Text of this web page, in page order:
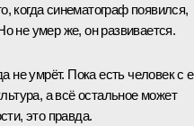
когда синематограф появился,
не умер же, он развивается.
не умрёт. Пока есть человек с
а всё остальное может
это правда.